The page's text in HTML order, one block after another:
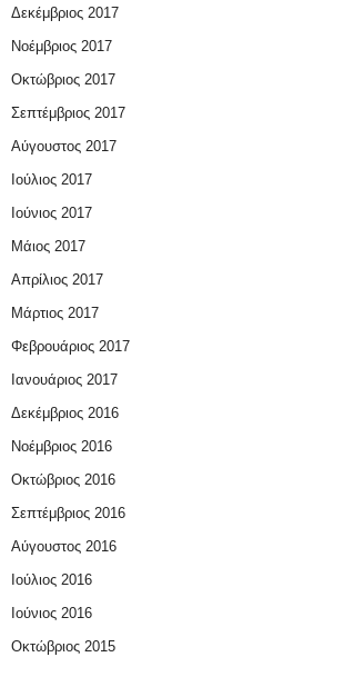
Δεκέμβριος 2017
Νοέμβριος 2017
Οκτώβριος 2017
Σεπτέμβριος 2017
Αύγουστος 2017
Ιούλιος 2017
Ιούνιος 2017
Μάιος 2017
Απρίλιος 2017
Μάρτιος 2017
Φεβρουάριος 2017
Ιανουάριος 2017
Δεκέμβριος 2016
Νοέμβριος 2016
Οκτώβριος 2016
Σεπτέμβριος 2016
Αύγουστος 2016
Ιούλιος 2016
Ιούνιος 2016
Οκτώβριος 2015